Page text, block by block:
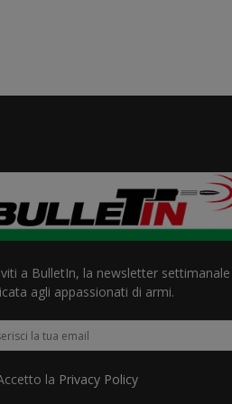
a BulletIn, la newsletter settimanale
agli appassionati di armi.
la Privacy Policy